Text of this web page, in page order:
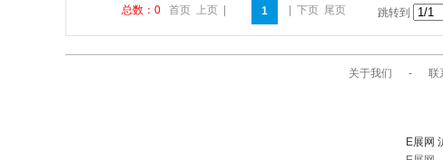
总数：0 首页 上页 1 下页 尾页 跳转到
关于我们 - 联
E展网